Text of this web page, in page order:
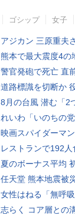
ゴシップ 女子
アジカン 三原重夫
熊本で最大震度4の
警官発砲で死亡 直
道路標識を切断か
8月の台風 潜む「2
れいわ「いのちの
映画スパイダーマ
レストランで192人
夏のボーナス平均
任天堂 熊本地震被
女性はねる「無呼
志らく コア層との